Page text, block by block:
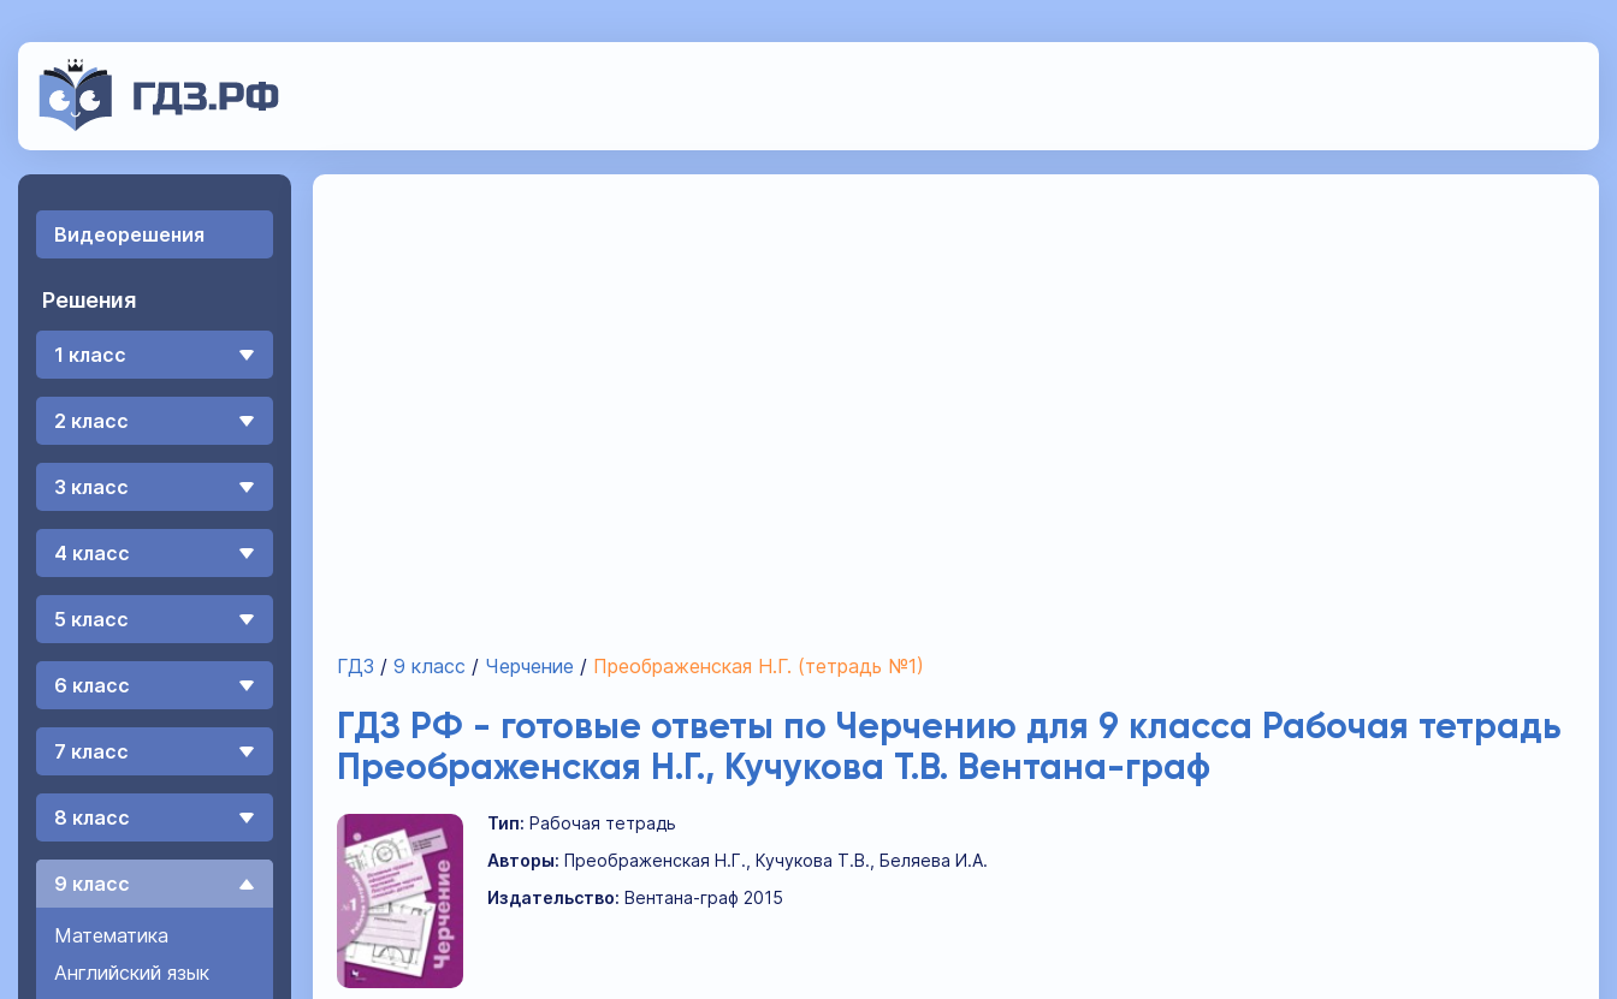
Видеорешения
Решения
1 класс
2 класс
3 класс
4 класс
5 класс
6 класс
7 класс
8 класс
9 класс
Математика
Английский язык
ГДЗ 9 класс Черчение Преображенская Н.Г. (тетрадь №1)
ГДЗ РФ - готовые ответы по Черчению для 9 класса Рабочая тетрадь
Преображенская Н.Г., Кучукова Т.В. Вентана-граф
Тип: Рабочая тетрадь
Авторы: Преображенская Н.Г., Кучукова Т.В., Беляева И.А.
Издательство: Вентана-граф 2015